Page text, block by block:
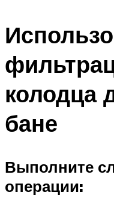
колодца
бане
Выполните
операции: